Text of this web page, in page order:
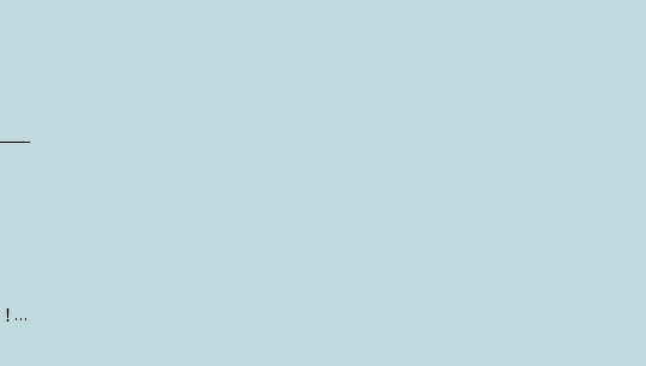
！ 20万円までの本命ブランド4選